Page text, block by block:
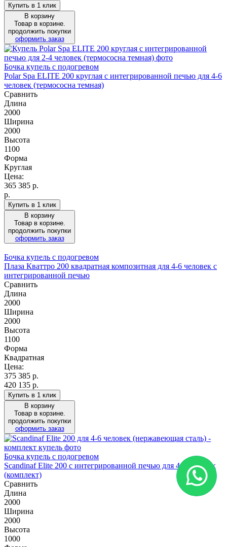
Купить в 1 клик
В корзину
Товар в корзине.
продолжить покупки
оформить заказ
Бочка купель с подогревом
Polar Spa ELITE 200 круглая с интегрированной печью для 4-6
человек (термососна темная)
Сравнить
Длина
2000
Ширина
2000
Высота
1100
Форма
Круглая
Цена:
365 385 р.
р.
Купить в 1 клик
В корзину
Товар в корзине.
продолжить покупки
оформить заказ
Бочка купель с подогревом
Плаза Кваттро 200 квадратная композитная для 4-6 человек с
интегрированной печью
Сравнить
Длина
2000
Ширина
2000
Высота
1100
Форма
Квадратная
Цена:
375 385 р.
420 135 р.
Купить в 1 клик
В корзину
Товар в корзине.
продолжить покупки
оформить заказ
Бочка купель с подогревом
Scandinaf Elite 200 c интегрированной печью для 4-6 человек
(комплект)
Сравнить
Длина
2000
Ширина
2000
Высота
1000